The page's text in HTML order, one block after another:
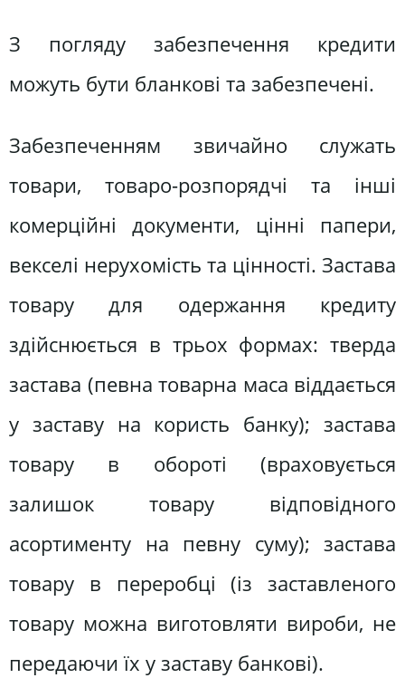
З погляду забезпечення кредити
можуть бути бланкові та забезпечені.
Забезпеченням звичайно служать
товари, товаро-розпорядчі та інші
комерційні документи, цінні папери,
векселі нерухомість та цінності. Застава
товару для одержання кредиту
здійснюється в трьох формах: тверда
застава (певна товарна маса віддається
у заставу на користь банку); застава
товару в обороті (враховується
залишок товару відповідного
асортименту на певну суму); застава
товару в переробці (із заставленого
товару можна виготовляти вироби, не
передаючи їх у заставу банкові).